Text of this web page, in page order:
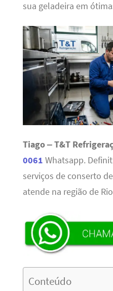
sua geladeira em
Tiago – T&T
0061 Whatsapp.
serviços de conserto
atende na região de
Conteúdo